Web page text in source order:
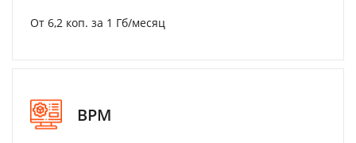
От 6,2 коп. за 1 Гб/месяц
BPM